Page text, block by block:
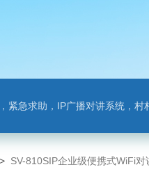
对讲系统，村村通，IP对讲广播，IP公共
> SV-810SIP企业级便携式WiFi对